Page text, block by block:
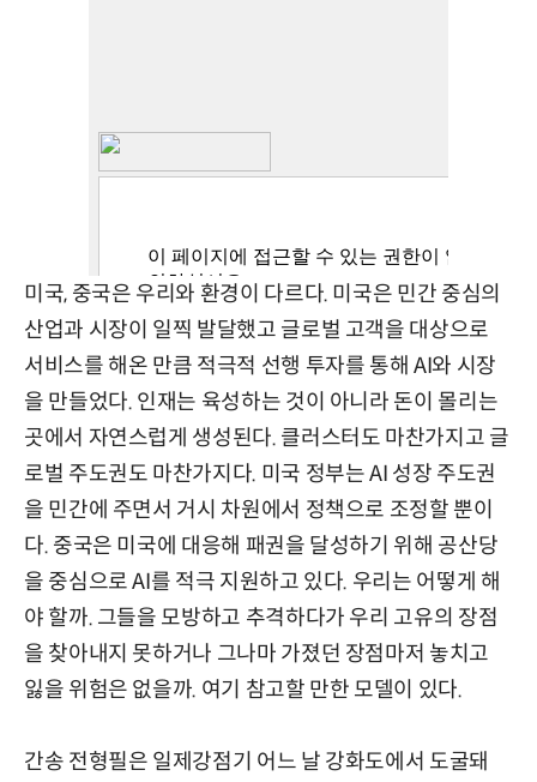
미국, 중국은 우리와 환경이 다르다. 미국은 민간 중심의
산업과 시장이 일찍 발달했고 글로벌 고객을 대상으로
서비스를 해온 만큼 적극적 선행 투자를 통해 AI와 시장
을 만들었다. 인재는 육성하는 것이 아니라 돈이 몰리는
곳에서 자연스럽게 생성된다. 클러스터도 마찬가지고 글
로벌 주도권도 마찬가지다. 미국 정부는 AI 성장 주도권
을 민간에 주면서 거시 차원에서 정책으로 조정할 뿐이
다. 중국은 미국에 대응해 패권을 달성하기 위해 공산당
을 중심으로 AI를 적극 지원하고 있다. 우리는 어떻게 해
야 할까. 그들을 모방하고 추격하다가 우리 고유의 장점
을 찾아내지 못하거나 그나마 가졌던 장점마저 놓치고
잃을 위험은 없을까. 여기 참고할 만한 모델이 있다.
간송 전형필은 일제강점기 어느 날 강화도에서 도굴돼